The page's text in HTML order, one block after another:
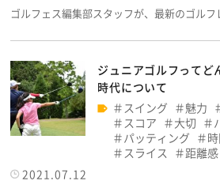
ゴルフェス編集部スタッフが、最新のゴル
ジュニアゴルフってど
時代について
スイング
魅力
スコア
大切
パッティング
スライス
距離感
2021.07.12